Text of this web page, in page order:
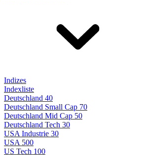
Indizes
Indexliste
Deutschland 40
Deutschland Small Cap 70
Deutschland Mid Cap 50
Deutschland Tech 30
USA Industrie 30
USA 500
US Tech 100